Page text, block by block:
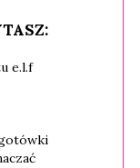
e.l.f